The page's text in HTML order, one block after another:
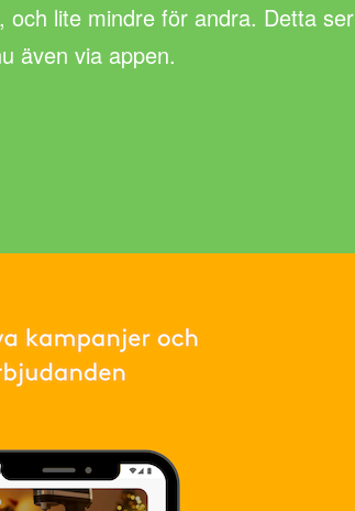
och lite mindre för andra. Detta ser
även via appen.